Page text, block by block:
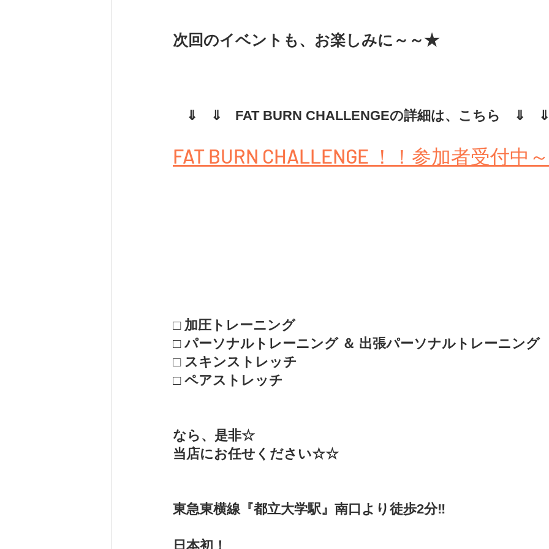
次回のイベントも、お楽しみに～～★
⇓　⇓　FAT BURN CHALLENGEの詳細は、こちら　⇓　⇓
FAT BURN CHALLENGE ！！参加者受付中
□ 加圧トレーニング
□ パーソナルトレーニング ＆ 出張パーソナルトレーニング
□ スキンストレッチ
□ ペアストレッチ
なら、是非☆
当店にお任せください☆☆
東急東横線『都立大学駅』南口より徒歩2分‼
日本初！